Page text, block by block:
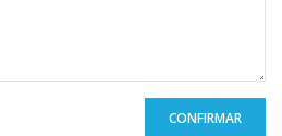
CONFIRMAR